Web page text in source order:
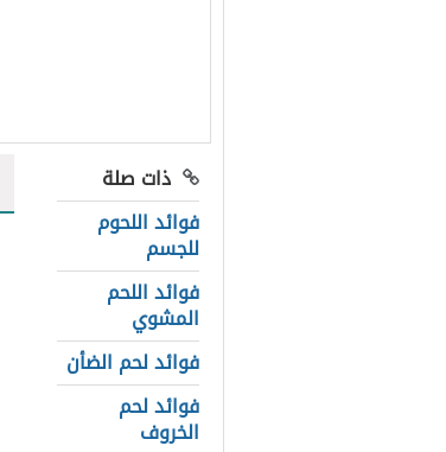
ذات صلة
فوائد اللحوم
للجسم
فوائد اللحم
المشوي
فوائد لحم الضأن
فوائد لحم
الخروف